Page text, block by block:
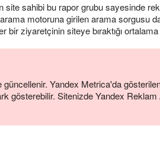
site sahibi bu rapor grubu sayesinde
motoruna girilen arama sorgusu
ziyaretçinin siteye bıraktığı
Yandex Metrica'da
gösterebilir. Sitenizde Yandex